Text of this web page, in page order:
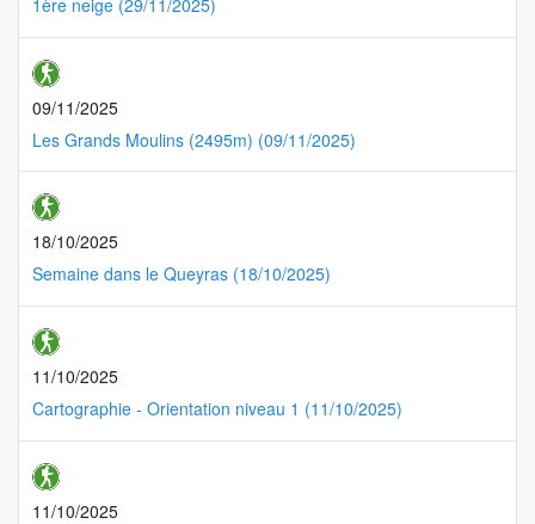
1ère neige (29/11/2025)
09/11/2025
Les Grands Moulins (2495m) (09/11/2025)
18/10/2025
Semaine dans le Queyras (18/10/2025)
11/10/2025
Cartographie - Orientation niveau 1 (11/10/2025)
11/10/2025